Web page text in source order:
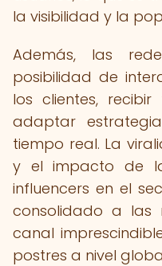
la visibilidad y la
Además, las
posibilidad de
los clientes,
adaptar
tiempo real. La
y el impacto de
influencers en el
consolidado a las
canal
postres a nivel